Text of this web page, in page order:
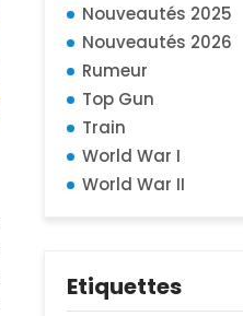
Nouveautés 2025
Nouveautés 2026
Rumeur
Top Gun
Train
World War I
World War II
Etiquettes